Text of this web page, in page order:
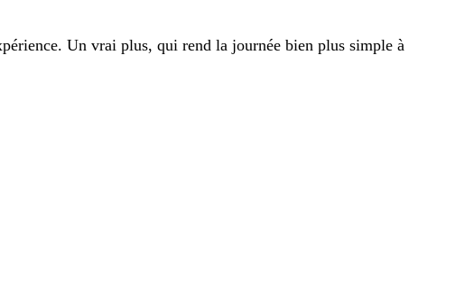
Un vrai plus, qui rend la journée bien plus simple à